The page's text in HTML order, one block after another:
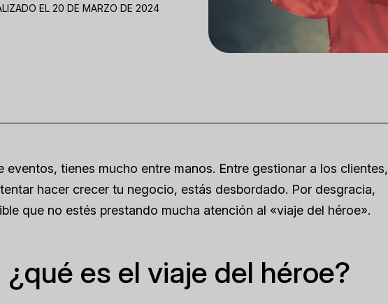
EL 20 DE MARZO DE 2024
tienes mucho entre manos. Entre gestionar a los clientes,
hacer crecer tu negocio, estás desbordado. Por desgracia,
que no estés prestando mucha atención al «viaje del héroe».
es el viaje del héroe?